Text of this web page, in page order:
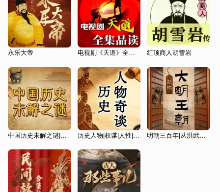
永乐大帝 电视剧《天道》全集品读|遥远的救世主原著解读 红顶商人胡雪岩
历史人物|权谋|人性|冷知识 明朝三百年|从洪武开国到崇祯殉国|帝国兴衰全史